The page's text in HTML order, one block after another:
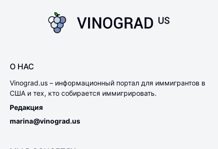
О НАС
Vinograd.us – информационный портал для иммигрантов в
США и тех, кто собирается иммигрировать.
Редакция
marina@vinograd.us